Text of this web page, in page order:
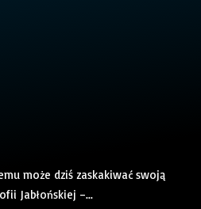
może dziś zaskakiwać swoją
Jabłońskiej –...